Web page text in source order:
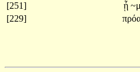
[251]
ᾖ
[229]